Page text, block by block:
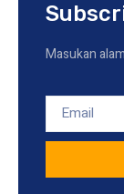
Masukan